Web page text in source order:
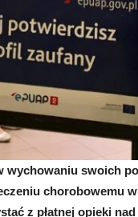
swoich
chorobowemu
z płatnej opieki